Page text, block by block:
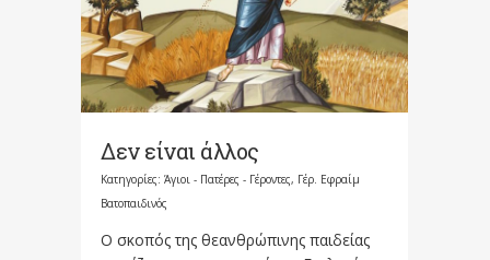
Δεν είναι άλλος
Κατηγορίες: Άγιοι - Πατέρες - Γέροντες, Γέρ. Εφραίμ
Βατοπαιδινός
Ο σκοπός της θεανθρώπινης παιδείας